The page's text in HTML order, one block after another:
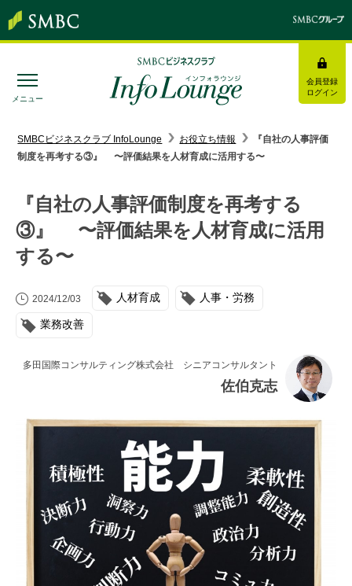
メニュー
会員登録
ログイン
みんなの研修
トピックス＆インフォメーション
お役立ち情報
インタビュー・レポート
連載・コラム
資料ダウンロード
InfoLoungeとは
SMBCビジネスクラブ InfoLounge お役立ち情報
『自社の人事評価
制度を再考する③』 〜評価結果を人材育成に活用する〜
『自社の人事評価制度を再考する
③』 〜評価結果を人材育成に活用
する〜
2024/12/03 人材育成 人事・労務
業務改善
多田国際コンサルティング株式会社 シニアコンサルタント
佐伯克志